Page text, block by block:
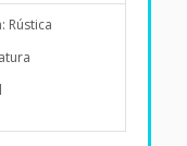
Rústica